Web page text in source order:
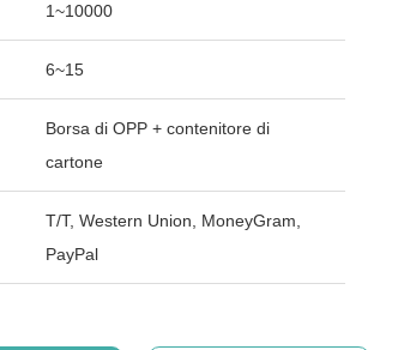
1~10000
6~15
Borsa di OPP + contenitore di
cartone
T/T, Western Union, MoneyGram,
PayPal